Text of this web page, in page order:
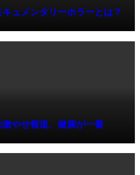
ュメンタリーホラーとは？
やせ報道、健康が一番